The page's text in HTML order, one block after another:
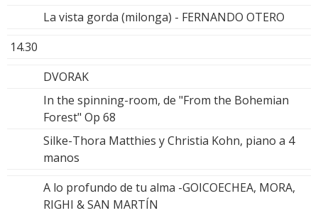
La vista gorda (milonga) - FERNANDO OTERO
14.30
DVORAK
In the spinning-room, de "From the Bohemian
Forest" Op 68
Silke-Thora Matthies y Christia Kohn, piano a 4
manos
A lo profundo de tu alma -GOICOECHEA, MORA,
RIGHI & SAN MARTÍN